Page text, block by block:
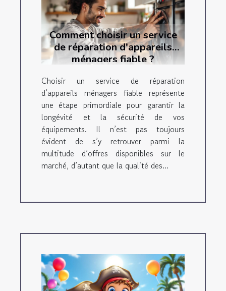
Comment choisir un service
de réparation d'appareils
ménagers fiable ?
Choisir un service de réparation
d’appareils ménagers fiable représente
une étape primordiale pour garantir la
longévité et la sécurité de vos
équipements. Il n’est pas toujours
évident de s’y retrouver parmi la
multitude d’offres disponibles sur le
marché, d’autant que la qualité des...